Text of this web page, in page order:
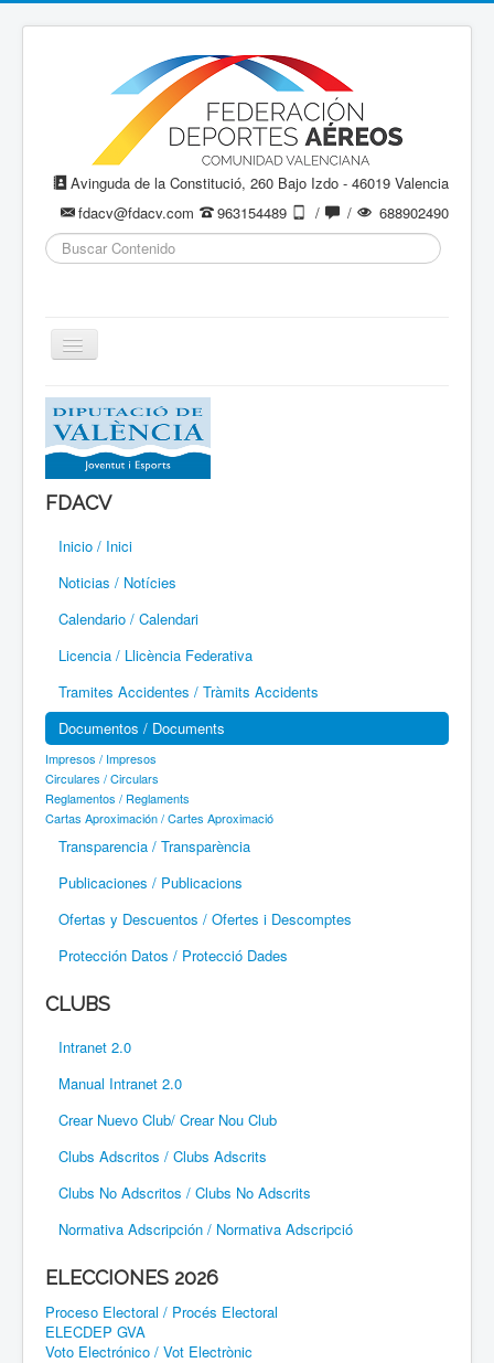
Avinguda de la Constitució, 260 Bajo Izdo - 46019 Valencia
fdacv@fdacv.com
963154489 / /
688902490
Buscar...
Cambiar
navegación
Aeromodelismo / Aeromodelisme
Ala Delta
Paracaidismo / Paracaigudisme
Parapente / Parapent
Ultraligeros / Ultralleugers
Vuelo Con Motor / Vol Amb Motor
FDACV
Inicio / Inici
Noticias / Notícies
Calendario / Calendari
Licencia / Llicència Federativa
Tramites Accidentes / Tràmits Accidents
Documentos / Documents
Impresos / Impresos
Circulares / Circulars
Reglamentos / Reglaments
Cartas Aproximación / Cartes Aproximació
Transparencia / Transparència
Publicaciones / Publicacions
Ofertas y Descuentos / Ofertes i Descomptes
Protección Datos / Protecció Dades
CLUBS
Intranet 2.0
Manual Intranet 2.0
Crear Nuevo Club/ Crear Nou Club
Clubs Adscritos / Clubs Adscrits
Clubs No Adscritos / Clubs No Adscrits
Normativa Adscripción / Normativa Adscripció
ELECCIONES 2026
Proceso Electoral / Procés Electoral
ELECDEP GVA
Voto Electrónico / Vot Electrònic